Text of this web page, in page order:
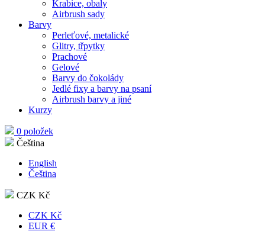
Krabice, obaly
Airbrush sady
Barvy
Perleťové, metalické
Glitry, třpytky
Prachové
Gelové
Barvy do čokolády
Jedlé fixy a barvy na psaní
Airbrush barvy a jiné
Kurzy
0 položek
Čeština
English
Čeština
CZK Kč
CZK Kč
EUR €